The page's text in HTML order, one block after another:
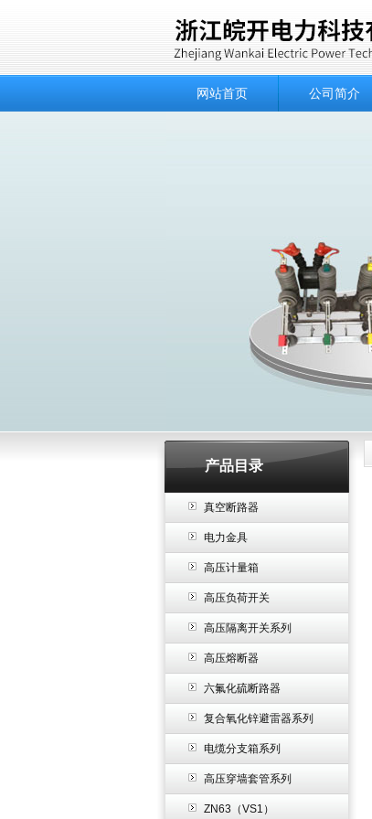
网站首页 公司简介
产品目录
真空断路器
电力金具
高压计量箱
高压负荷开关
高压隔离开关系列
高压熔断器
六氟化硫断路器
复合氧化锌避雷器系列
电缆分支箱系列
高压穿墙套管系列
ZN63（VS1）